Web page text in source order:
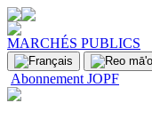
MARCHÉS PUBLICS
Abonnement JOPF